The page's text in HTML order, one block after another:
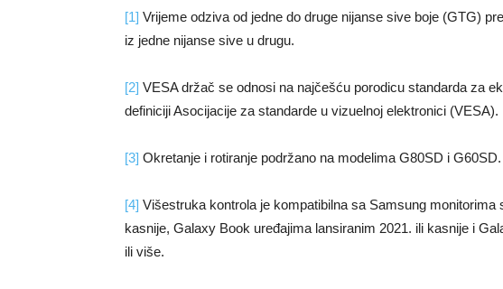
[1] Vrijeme odziva od jedne do druge nijanse sive boje (GTG)
iz jedne nijanse sive u drugu.
[2] VESA držač se odnosi na najčešću porodicu standarda za
definiciji Asocijacije za standarde u vizuelnoj elektronici (VESA).
[3] Okretanje i rotiranje podržano na modelima G80SD i G60SD.
[4] Višestruka kontrola je kompatibilna sa Samsung monitorima
kasnije, Galaxy Book uređajima lansiranim 2021. ili kasnije i
ili više.